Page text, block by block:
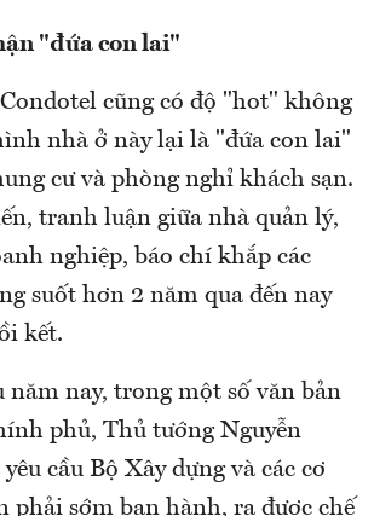
"đứa con lai"
cũng có độ "hot" không
nhà ở này lại là "đứa con lai"
cư và phòng nghỉ khách sạn.
tranh luận giữa nhà quản lý,
nghiệp, báo chí khắp các
suốt hơn 2 năm qua đến nay
kết.
năm nay, trong một số văn bản
phủ, Thủ tướng Nguyễn
cầu Bộ Xây dựng và các cơ
phải sớm ban hành, ra được chế